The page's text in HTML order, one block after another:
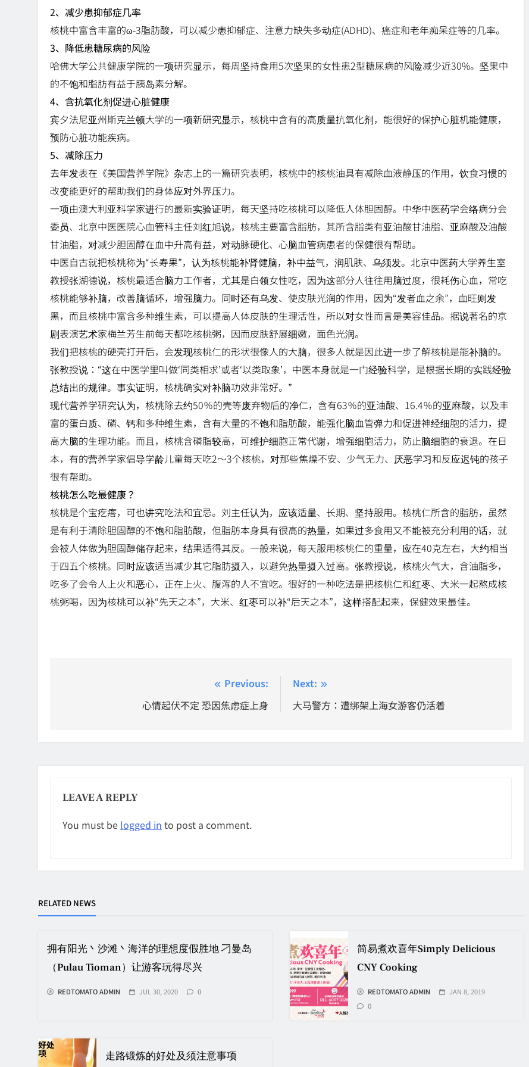
2、减少患抑郁症几率
核桃中富含丰富的ω-3脂肪酸，可以减少患抑郁症、注意力缺失多动症(ADHD)、癌症和老年痴呆症等的几率。
3、降低患糖尿病的风险
哈佛大学公共健康学院的一项研究显示，每周坚持食用5次坚果的女性患2型糖尿病的风险减少近30%。坚果中
的不饱和脂肪有益于胰岛素分解。
4、含抗氧化剂促进心脏健康
宾夕法尼亚州斯克兰顿大学的一项新研究显示，核桃中含有的高质量抗氧化剂，能很好的保护心脏机能健康，
预防心脏功能疾病。
5、减除压力
去年发表在《美国营养学院》杂志上的一篇研究表明，核桃中的核桃油具有减除血液静压的作用，饮食习惯的
改变能更好的帮助我们的身体应对外界压力。
一项由澳大利亚科学家进行的最新实验证明，每天坚持吃核桃可以降低人体胆固醇。中华中医药学会络病分会
委员、北京中医医院心血管科主任刘红旭说，核桃主要富含脂肪，其所含脂类有亚油酸甘油脂、亚麻酸及油酸
甘油脂，对减少胆固醇在血中升高有益，对动脉硬化、心脑血管病患者的保健很有帮助。
中医自古就把核桃称为“长寿果”，认为核桃能补肾健脑，补中益气，润肌肤、乌须发。北京中医药大学养生室
教授张湖德说，核桃最适合脑力工作者，尤其是白领女性吃，因为这部分人往往用脑过度，很耗伤心血，常吃
核桃能够补脑，改善脑循环，增强脑力。同时还有乌发、使皮肤光润的作用，因为“发者血之余”，血旺则发
黑，而且核桃中富含多种维生素，可以提高人体皮肤的生理活性，所以对女性而言是美容佳品。据说著名的京
剧表演艺术家梅兰芳生前每天都吃核桃粥，因而皮肤舒展细嫩，面色光润。
我们把核桃的硬壳打开后，会发现核桃仁的形状很像人的大脑，很多人就是因此进一步了解核桃是能补脑的。
张教授说：“这在中医学里叫做‘同类相求’或者‘以类取象’，中医本身就是一门经验科学，是根据长期的实践经验
总结出的规律。事实证明，核桃确实对补脑功效非常好。”
现代营养学研究认为，核桃除去约50％的壳等废弃物后的净仁，含有63％的亚油酸、16.4％的亚麻酸，以及丰
富的蛋白质、磷、钙和多种维生素，含有大量的不饱和脂肪酸，能强化脑血管弹力和促进神经细胞的活力，提
高大脑的生理功能。而且，核桃含磷脂较高，可维护细胞正常代谢，增强细胞活力，防止脑细胞的衰退。在日
本，有的营养学家倡导学龄儿童每天吃2～3个核桃，对那些焦燥不安、少气无力、厌恶学习和反应迟钝的孩子
很有帮助。
核桃怎么吃最健康？
核桃是个宝疙瘩，可也讲究吃法和宜忌。刘主任认为，应该适量、长期、坚持服用。核桃仁所含的脂肪，虽然
是有利于清除胆固醇的不饱和脂肪酸，但脂肪本身具有很高的热量，如果过多食用又不能被充分利用的话，就
会被人体做为胆固醇储存起来，结果适得其反。一般来说，每天服用核桃仁的重量，应在40克左右，大约相当
于四五个核桃。同时应该适当减少其它脂肪摄入，以避免热量摄入过高。张教授说，核桃火气大，含油脂多，
吃多了会令人上火和恶心，正在上火、腹泻的人不宜吃。很好的一种吃法是把核桃仁和红枣、大米一起熬成核
桃粥喝，因为核桃可以补“先天之本”，大米、红枣可以补“后天之本”，这样搭配起来，保健效果最佳。
Previous:
心情起伏不定 恐因焦虑症上身
Next:
大马警方：遭绑架上海女游客仍活着
LEAVE A REPLY
You must be logged in to post a comment.
RELATED NEWS
拥有阳光丶沙滩丶海洋的理想度假胜地 刁曼岛
（Pulau Tioman）让游客玩得尽兴
REDTOMATO ADMIN JUL 30, 2020 0
简易煮欢喜年Simply Delicious
CNY Cooking
REDTOMATO ADMIN
JAN 8, 2019
0
走路锻炼的好处及须注意事项